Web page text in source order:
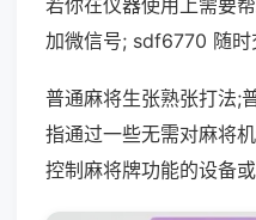
若你在仪器使用上需要
加微信号; sdf6770 随时
普通麻将生张熟张打法;
指通过一些无需对麻将
控制麻将牌功能的设备或